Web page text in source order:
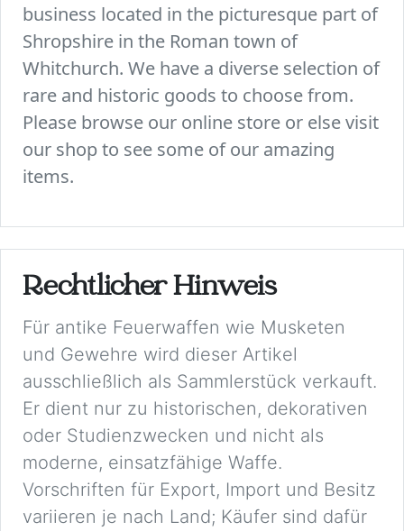
business located in the picturesque part of
Shropshire in the Roman town of
Whitchurch. We have a diverse selection of
rare and historic goods to choose from.
Please browse our online store or else visit
our shop to see some of our amazing
items.
Rechtlicher Hinweis
Für antike Feuerwaffen wie Musketen
und Gewehre wird dieser Artikel
ausschließlich als Sammlerstück verkauft.
Er dient nur zu historischen, dekorativen
oder Studienzwecken und nicht als
moderne, einsatzfähige Waffe.
Vorschriften für Export, Import und Besitz
variieren je nach Land; Käufer sind dafür